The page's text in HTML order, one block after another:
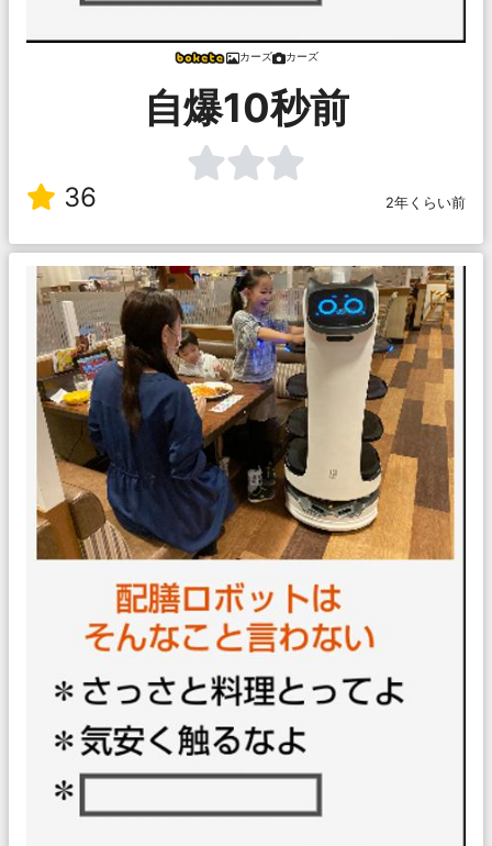
カーズ カーズ
自爆10秒前
36 2年くらい前